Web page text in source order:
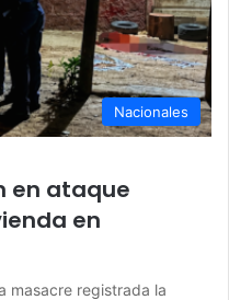
Nacionales
en ataque
en
masacre registrada la